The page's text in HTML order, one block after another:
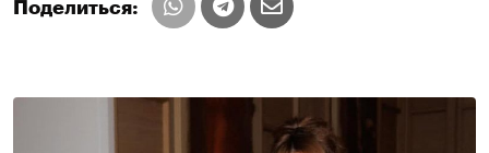
Поделиться: